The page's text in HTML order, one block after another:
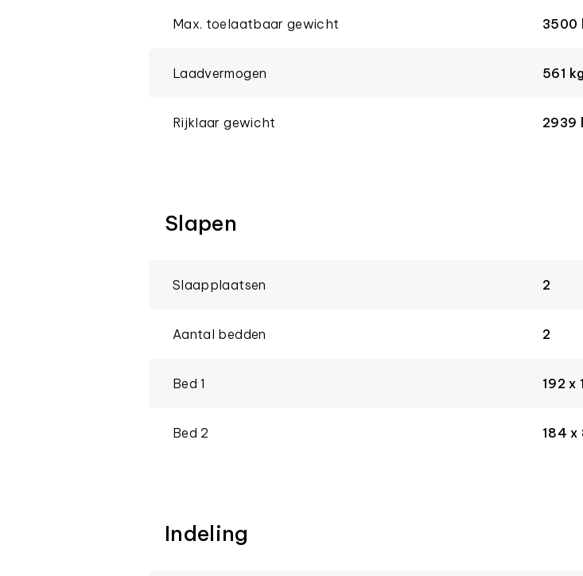
Max. toelaatbaar gewicht 3500
Laadvermogen 561
Rijklaar gewicht 2939
Slapen
Slaapplaatsen 2
Aantal bedden 2
Bed 1 192 x
Bed 2 184 x
Indeling